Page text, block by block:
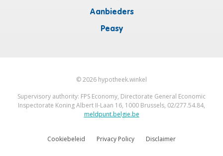
Aanbieders
Peasy
©2026 hypotheek.winkel
Supervisory authority: FPS Economy, Directorate General Economic
Inspectorate Koning Albert II-Laan 16, 1000 Brussels, 02/277.54.84,
meldpunt.belgie.be
Cookiebeleid Privacy Policy Disclaimer